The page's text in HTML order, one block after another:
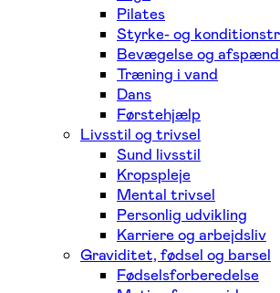
Pilates
Styrke- og
Bevægelse og
Træning i vand
Dans
Førstehjælp
Livsstil og trivsel
Sund livsstil
Kropspleje
Mental trivsel
Personlig udvikling
Karriere og arbejdsliv
Graviditet, fødsel og barsel
Fødselsforberedelse